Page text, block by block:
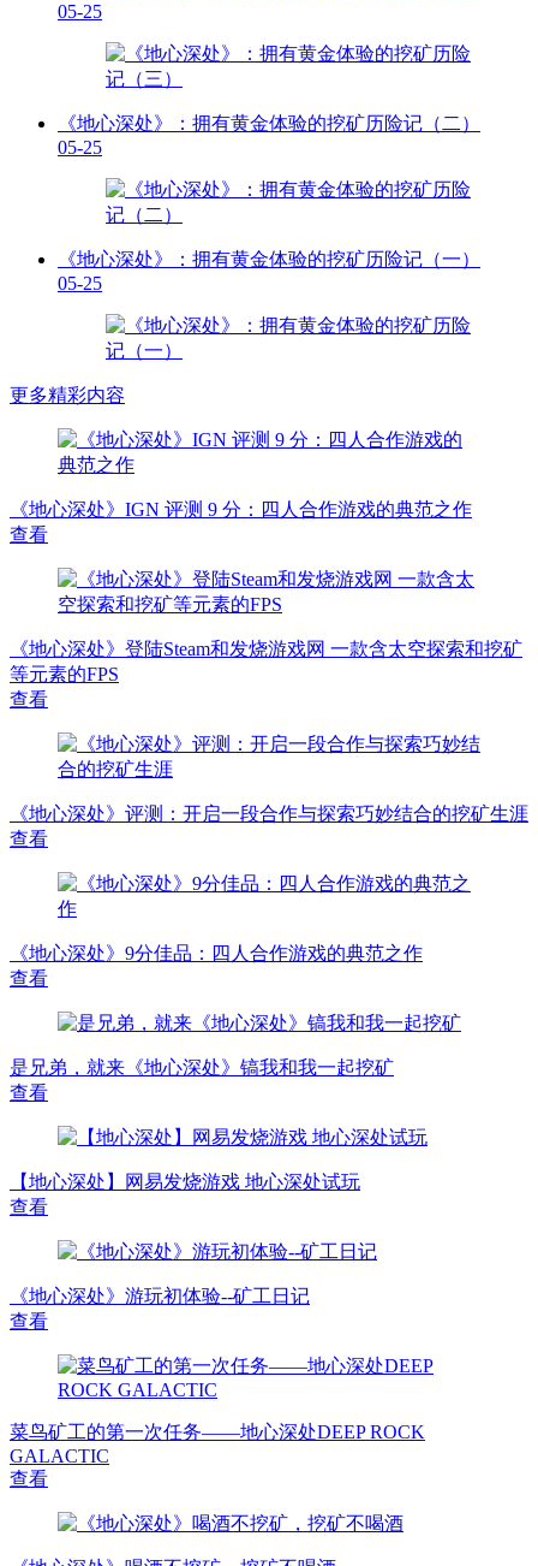
05-25
《地心深处》：拥有黄金体验的挖矿历险记（二）
05-25
《地心深处》：拥有黄金体验的挖矿历险记（一）
05-25
更多精彩内容
《地心深处》IGN 评测 9 分：四人合作游戏的典范之作
查看
《地心深处》登陆Steam和发烧游戏网 一款含太空探索和挖矿
等元素的FPS
查看
《地心深处》评测：开启一段合作与探索巧妙结合的挖矿生涯
查看
《地心深处》9分佳品：四人合作游戏的典范之作
查看
是兄弟，就来《地心深处》镐我和我一起挖矿
查看
【地心深处】网易发烧游戏 地心深处试玩
查看
《地心深处》游玩初体验--矿工日记
查看
菜鸟矿工的第一次任务——地心深处DEEP ROCK
GALACTIC
查看